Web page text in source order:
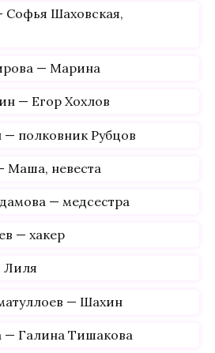
Софья Шаховская,
— Марина
— Егор Хохлов
полковник Рубцов
Маша, невеста
— медсестра
— хакер
Лиля
— Шахин
— Галина Тишакова